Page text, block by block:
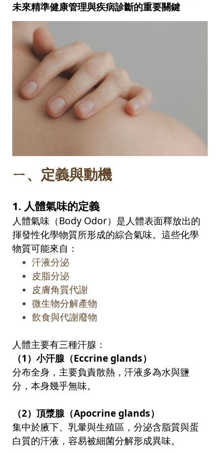
未來精準健康管理與疾病診斷的重要關鍵
ㄧ、 定義與動機
1. 人體氣味的定義
人體氣味（Body Odor）是人體表面釋放出的
揮發性化學物質所形成的綜合氣味。這些化學
物質可能來自：
汗液分泌
皮脂分泌
皮膚角質代謝
微生物分解產物
飲食與代謝廢物
人體主要有三種汗腺：
（1 ）小汗腺（Eccrine glands）
分布全身，主要負責散熱，汗液多為水與鹽
分，本身幾乎無味。
（2）頂漿腺（Apocrine glands）
集中於腋下、乳暈與生殖區，分泌含脂質與蛋
白質的汗液，容易被細菌分解形成異味。